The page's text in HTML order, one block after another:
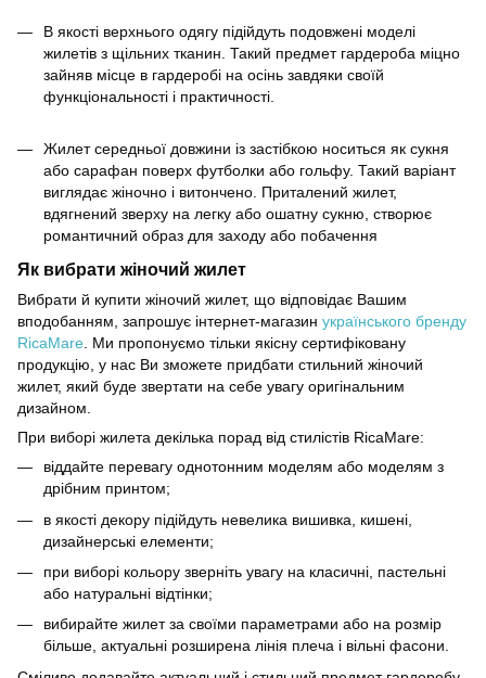
В якості верхнього одягу підійдуть подовжені моделі
жилетів з щільних тканин. Такий предмет гардероба міцно
зайняв місце в гардеробі на осінь завдяки своїй
функціональності і практичності.
Жилет середньої довжини із застібкою носиться як сукня
або сарафан поверх футболки або гольфу. Такий варіант
виглядає жіночно і витончено. Приталений жилет,
вдягнений зверху на легку або ошатну сукню, створює
романтичний образ для заходу або побачення
Як вибрати жіночий жилет
Вибрати й купити жіночий жилет, що відповідає Вашим
вподобанням, запрошує інтернет-магазин українського бренду
RicaMare . Ми пропонуємо тільки якісну сертифіковану
продукцію, у нас Ви зможете придбати стильний жіночий
жилет, який буде звертати на себе увагу оригінальним
дизайном.
При виборі жилета декілька порад від стилістів RicaMarе:
віддайте перевагу однотонним моделям або моделям з
дрібним принтом;
в якості декору підійдуть невелика вишивка, кишені,
дизайнерські елементи;
при виборі кольору зверніть увагу на класичні, пастельні
або натуральні відтінки;
вибирайте жилет за своїми параметрами або на розмір
більше, актуальні розширена лінія плеча і вільні фасони.